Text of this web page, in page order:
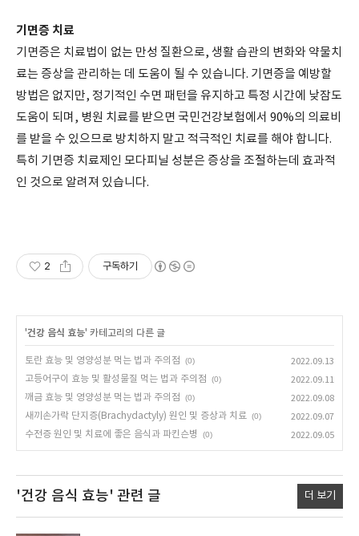
기면증 치료
기면증은 치료법이 없는 만성 질환으로, 생활 습관의 변화와 약물치
료는 증상을 관리하는 데 도움이 될 수 있습니다. 기면증을 예방할
방법은 없지만, 정기적인 수면 패턴을 유지하고 특정 시간에 낮잠도
도움이 되며, 병원 치료를 받으면 국민건강보험에서 90%의 의료비
를 받을 수 있으므로 방치하지 말고 적극적인 치료를 해야 합니다.
특히 기면증 치료제인 모다피닐 성분은 증상을 조절하는데 효과적
인 것으로 알려져 있습니다.
2 구독하기
'건강 음식 효능' 카테고리의 다른 글
토란 효능 및 영양성분 먹는 법과 주의점 (0)
2022.09.13
고등어구이 효능 및 활성물질 먹는 법과 주의점
(0)
2022.09.11
깨금 효능 및 영양성분 먹는 법과 주의점
(0)
2022.09.08
새끼손가락 단지증(Brachydactyly) 원인 및 증상과 치료 (0)
2022.09.07
수전증 원인 및 치료에 좋은 음식과 파킨슨병
(0) 2022.09.05
'건강 음식 효능' 관련 글 더 보기